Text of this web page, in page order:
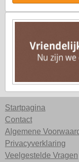
Startpagina
Contact
Algemene
Privacyverklaring
Veelgestelde Vragen